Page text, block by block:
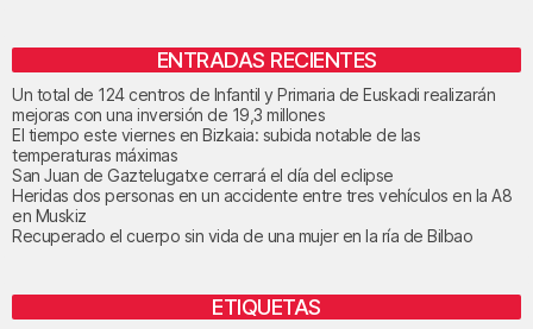
ENTRADAS RECIENTES
Un total de 124 centros de Infantil y Primaria de Euskadi realizarán
mejoras con una inversión de 19,3 millones
El tiempo este viernes en Bizkaia: subida notable de las
temperaturas máximas
San Juan de Gaztelugatxe cerrará el día del eclipse
Heridas dos personas en un accidente entre tres vehículos en la A8
en Muskiz
Recuperado el cuerpo sin vida de una mujer en la ría de Bilbao
ETIQUETAS